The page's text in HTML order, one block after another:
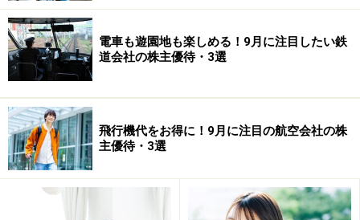
の銘柄を狙うようにしています。あと、新規公開株
（IPO銘柄）は、一株が20万円から7万円まで下がるとい
うことがよくあります。そういった場合は、配当や優待
がなくても、とにかく安いから買っていますね。
私は投資家を39年やっていますが、「これはいい会社」
と思って買うよりも、すごく株価が下がって「バーゲン
セールだ」と思って買った株の方が、結果的には良い成
績を残しています（笑）。
電車も遊園地も楽しめる！9月に注目したい鉄
道会社の株主優待・3選
飛行機代をお得に！9月に注目の航空会社の株
主優待・3選